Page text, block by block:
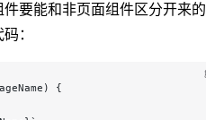
要能和非页面组件区分开来
：
{